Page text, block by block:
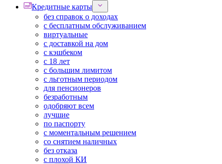
Кредитные карты
без справок о доходах
с бесплатным обслуживанием
виртуальные
с доставкой на дом
с кэшбеком
с 18 лет
с большим лимитом
с льготным периодом
для пенсионеров
безработным
одобряют всем
лучшие
по паспорту
с моментальным решением
со снятием наличных
без отказа
с плохой КИ